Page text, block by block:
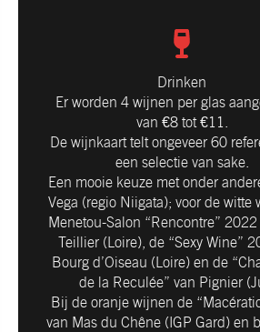
Drinken
Er worden 4 wijnen per glas
van €8 tot €11.
De wijnkaart telt ongeveer 60
een selectie van sake.
Een mooie keuze met onder
Vega (regio Niigata); voor de witte
Menetou-Salon “Rencontre” 2022
Teillier (Loire), de “Sexy Wine”
Bourg d’Oiseau (Loire) en de
de la Reculée” van Pignier
Bij de oranje wijnen de
van Mas du Chêne (IGP Gard) en